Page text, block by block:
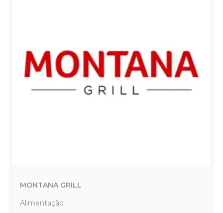
MONTANA GRILL
Alimentação